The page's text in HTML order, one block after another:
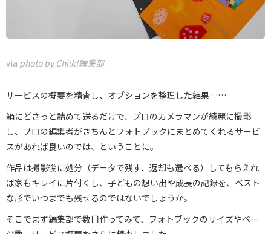
via photo by Chiik!編集部
サービスの概要を精査し、オプションを整理した結果……
箱にどさっと詰めて送るだけで、プロのカメラマンが綺麗に撮影
し、プロの編集者がきちんとフォトブックにまとめてくれるサービ
スがあれば良いのでは、ということに。
作品は撮影後に処分（データで残す、返却も選べる）してもらえれ
ば家もキレイに片付くし、子どもの想い出や成長の記録を、ベスト
な形でいつまでも残せるのではないでしょうか。
そこでまず編集部で数冊作ってみて、フォトブックのサイズやペー